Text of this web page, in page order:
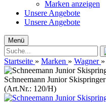
Marken anzeigen
Unsere Angebote
Unsere Angebote
Menü
Startseite » Marken » Wagner »
Schneemann Junior Skispringer
(Art.Nr.: 120/H)